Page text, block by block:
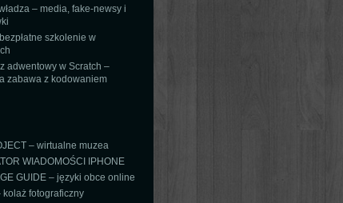
– media, fake-newsy i
szkolenie w
adwentowy w Scratch –
zabawa z kodowaniem
– wirtualne muzea
WIADOMOŚCI IPHONE
GUIDE – języki obce online
kolaż fotograficzny